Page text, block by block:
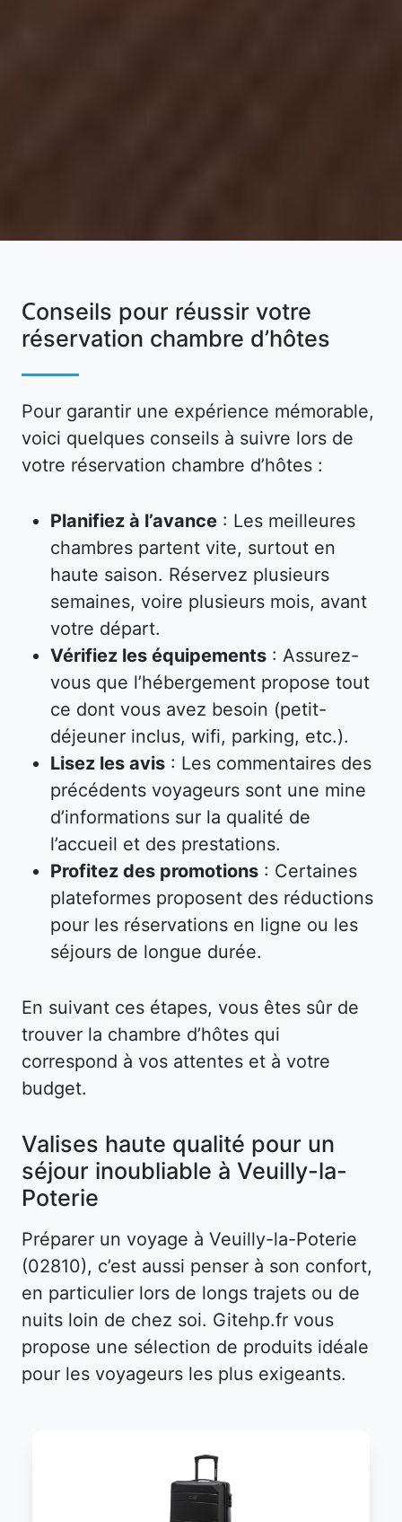
Conseils pour réussir votre
réservation chambre d’hôtes
Pour garantir une expérience mémorable,
voici quelques conseils à suivre lors de
votre réservation chambre d’hôtes :
Planifiez à l’avance : Les meilleures
chambres partent vite, surtout en
haute saison. Réservez plusieurs
semaines, voire plusieurs mois, avant
votre départ.
Vérifiez les équipements : Assurez-
vous que l’hébergement propose tout
ce dont vous avez besoin (petit-
déjeuner inclus, wifi, parking, etc.).
Lisez les avis : Les commentaires des
précédents voyageurs sont une mine
d’informations sur la qualité de
l’accueil et des prestations.
Profitez des promotions : Certaines
plateformes proposent des réductions
pour les réservations en ligne ou les
séjours de longue durée.
En suivant ces étapes, vous êtes sûr de
trouver la chambre d’hôtes qui
correspond à vos attentes et à votre
budget.
Valises haute qualité pour un
séjour inoubliable à Veuilly-la-
Poterie
Préparer un voyage à Veuilly-la-Poterie
(02810), c’est aussi penser à son confort,
en particulier lors de longs trajets ou de
nuits loin de chez soi. Gitehp.fr vous
propose une sélection de produits idéale
pour les voyageurs les plus exigeants.